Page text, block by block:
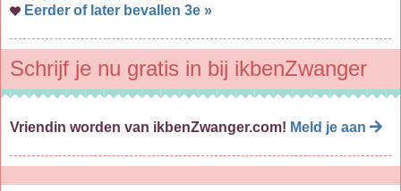
Eerder of later bevallen 3e »
Schrijf je nu gratis in bij ikbenZwanger
Vriendin worden van ikbenZwanger.com! Meld je aan